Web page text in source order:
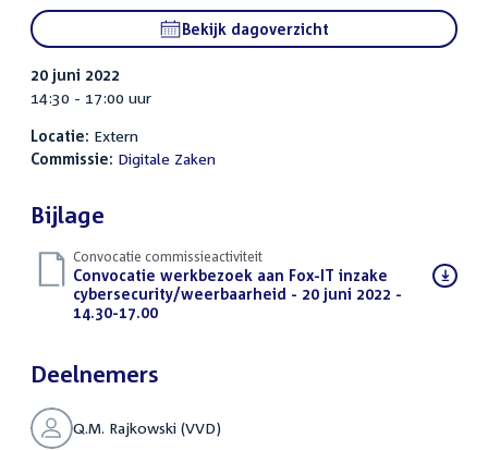
Bekijk dagoverzicht
20 juni 2022
14:30 - 17:00 uur
Locatie: Extern
Commissie: Digitale Zaken
Bijlage
Convocatie commissieactiviteit
Download
bestand:
Convocatie werkbezoek aan Fox-IT inzake
cybersecurity/weerbaarheid - 20 juni 2022 -
14.30-17.00(PDF)
Deelnemers
Q.M. Rajkowski (VVD)